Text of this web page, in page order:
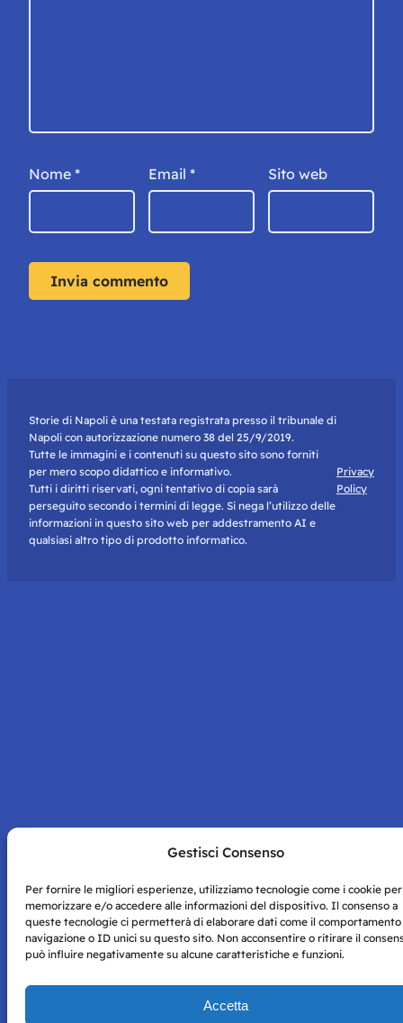
Gestisci Consenso
Per fornire le migliori esperienze, utilizziamo tecnologie come i cookie per
memorizzare e/o accedere alle informazioni del dispositivo. Il consenso a
queste tecnologie ci permetterà di elaborare dati come il
navigazione o ID unici su questo sito. Non acconsentire o ritirare il
può influire negativamente su alcune caratteristiche e funzioni.
Accetta
Nome * Email * Sito web
Storie di Napoli è una testata registrata presso il tribunale di
Napoli con autorizzazione numero 38 del 25/9/2019.
Tutte le immagini e i contenuti su questo sito sono forniti
per mero scopo didattico e informativo.
Tutti i diritti riservati, ogni tentativo di copia sarà
perseguito secondo i termini di legge. Si nega l’utilizzo delle
informazioni in questo sito web per addestramento AI e
qualsiasi altro tipo di prodotto informatico.
Privacy
Policy